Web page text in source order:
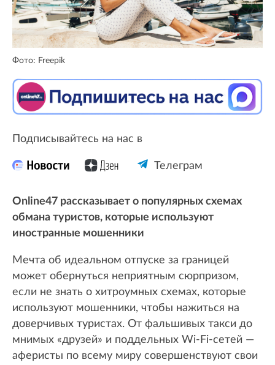
Фото: Freepik
Подписывайтесь на нас в
Телеграм
Online47 рассказывает о популярных схемах
обмана туристов, которые используют
иностранные мошенники
Мечта об идеальном отпуске за границей
может обернуться неприятным сюрпризом,
если не знать о хитроумных схемах, которые
используют мошенники, чтобы нажиться на
доверчивых туристах. От фальшивых такси до
мнимых «друзей» и поддельных Wi-Fi-сетей —
аферисты по всему миру совершенствуют свои